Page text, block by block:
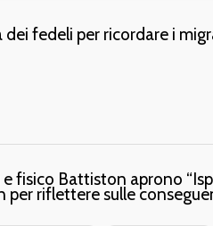
dei fedeli per ricordare i
fisico Battiston aprono
per riflettere sulle